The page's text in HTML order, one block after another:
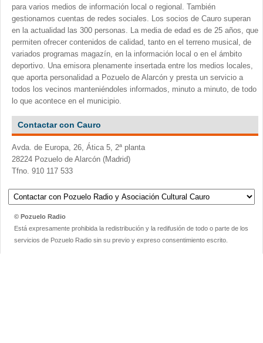
para varios medios de información local o regional. También
gestionamos cuentas de redes sociales. Los socios de Cauro superan
en la actualidad las 300 personas. La media de edad es de 25 años, que
permiten ofrecer contenidos de calidad, tanto en el terreno musical, de
variados programas magazín, en la información local o en el ámbito
deportivo. Una emisora plenamente insertada entre los medios locales,
que aporta personalidad a Pozuelo de Alarcón y presta un servicio a
todos los vecinos manteniéndoles informados, minuto a minuto, de todo
lo que acontece en el municipio.
Contactar con Cauro
Avda. de Europa, 26, Ática 5, 2ª planta
28224 Pozuelo de Alarcón (Madrid)
Tfno. 910 117 533
© Pozuelo Radio
Está expresamente prohibida la redistribución y la redifusión de todo o parte de los
servicios de Pozuelo Radio sin su previo y expreso consentimiento escrito.